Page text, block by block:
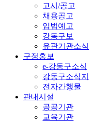
고시/공고
채용공고
입법예고
강동구보
유관기관소식
구정홍보
e-강동구소식
강동구소식지
전자간행물
관내시설
공공기관
교육기관